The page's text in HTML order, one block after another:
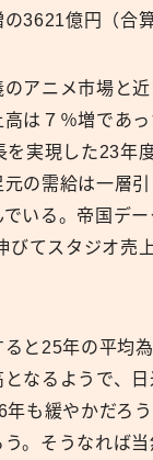
3621億円（合
アニメ市場と近
は７％増であ
を実現した23年
の需給は一層
いる。帝国デ
びてスタジオ売
と25年の平均
となるようで、
も緩やかだろ
。そうなれば